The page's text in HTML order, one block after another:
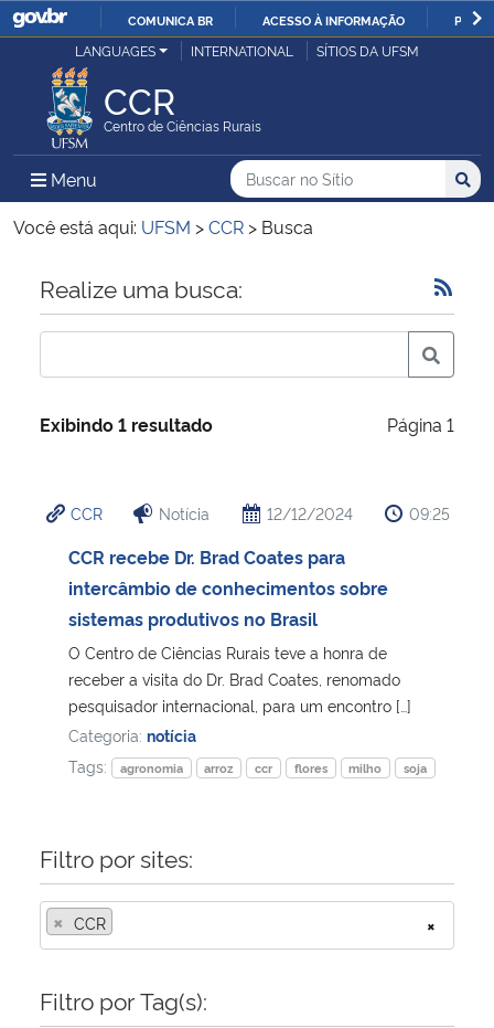
IR
COMUNICA BR ACESSO À INFORMAÇÃO
Ministério da Justiça e Segurança Pública
Ministério da Defesa
Ministério das Relações Exteriores
Ministério da Economia
Ministério da Infraestrutura
Ministério da Cidadania
Ministério de Minas e Energia
Ministério da Ciência, Tecnologia, Inovações e Comunicações
Ministério do Meio Ambiente
Ministério do Desenvolvimento Regional
Controladoria-Geral da União
LANGUAGES INTERNATIONAL SÍTIOS DA UFSM
CCR
Centro de Ciências Rurais
Menu Menu Principal do Sítio
Busca
Buscar no no Sítio
Busca:
Você está aqui: UFSM >CCR > Busca
Início do conteúdo
Realize uma busca:
Exibindo 1 resultado Página 1
CCR Notícia 12/12/2024 09:25
CCR recebe Dr. Brad Coates para
intercâmbio de conhecimentos sobre
sistemas produtivos no Brasil
O Centro de Ciências Rurais teve a honra de
receber a visita do Dr. Brad Coates, renomado
pesquisador internacional, para um encontro […]
Categoria: notícia
Tags:
agronomia arroz ccr flores milho soja
Filtro por sites:
×
× CCR
Filtro por Tag(s):